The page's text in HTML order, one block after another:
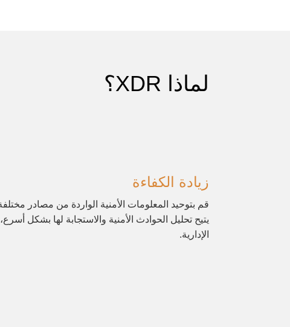
لماذا XDR؟
زيادة الكفاءة
قم بتوحيد المعلومات الأمنية الواردة من مصادر
يتيح تحليل الحوادث الأمنية والاستجابة لها بشكل
الإدارية.